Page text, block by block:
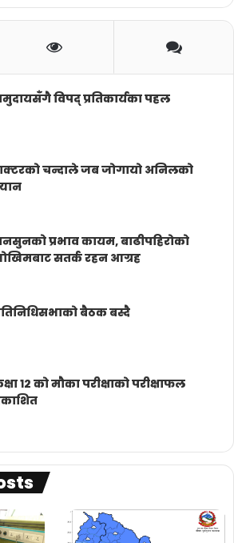
विपद् प्रतिकार्यका पहल
चन्दाले जब जोगायो अनिलको
प्रभाव कायम, बाढीपहिरोको
सतर्क रहन आग्रह
बैठक बस्दै
१२ को मौका परीक्षाको परीक्षाफल